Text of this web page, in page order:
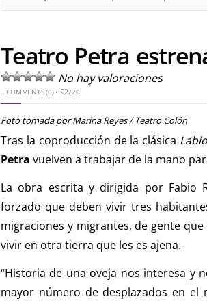
Teatro Petra
No hay valoraciones
..COMMENTS (0)• 720
Foto tomada por Marina Reyes / Teatro Colón
Tras la coproducción de la clásica
Petra vuelven a trabajar de la mano
La obra escrita y dirigida por Fabio
forzado que deben vivir tres
migraciones y migrantes, de gente
vivir en otra tierra que les es ajena.
“Historia de una oveja nos interesa y
mayor número de desplazados en